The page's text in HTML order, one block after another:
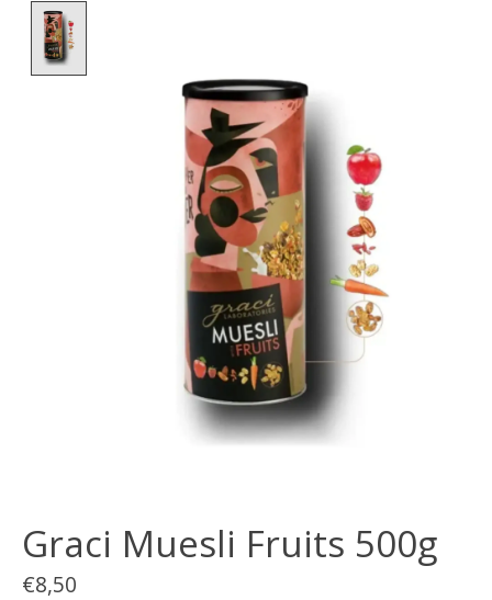
Graci Muesli Fruits 500g
€8,50